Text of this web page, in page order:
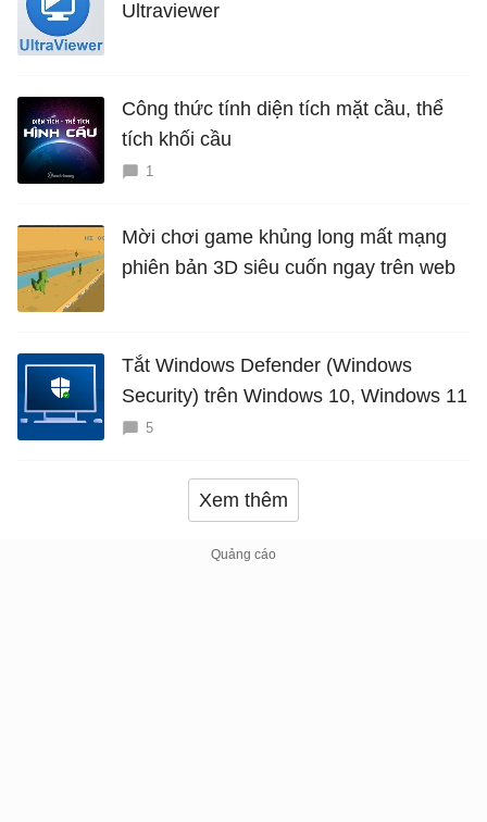
Ultraviewer
Công thức tính diện tích mặt cầu, thể
tích khối cầu
1
Mời chơi game khủng long mất mạng
phiên bản 3D siêu cuốn ngay trên web
Tắt Windows Defender (Windows
Security) trên Windows 10, Windows 11
5
Xem thêm